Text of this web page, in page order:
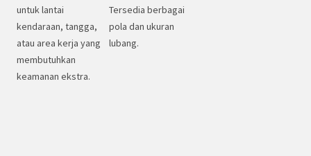
untuk lantai
kendaraan, tangga,
atau area kerja yang
membutuhkan
keamanan ekstra.
Tersedia berbagai
pola dan ukuran
lubang.